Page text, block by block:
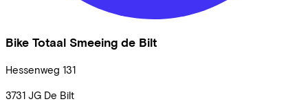
Bike Totaal Smeeing de Bilt
Hessenweg 131
3731 JG De Bilt